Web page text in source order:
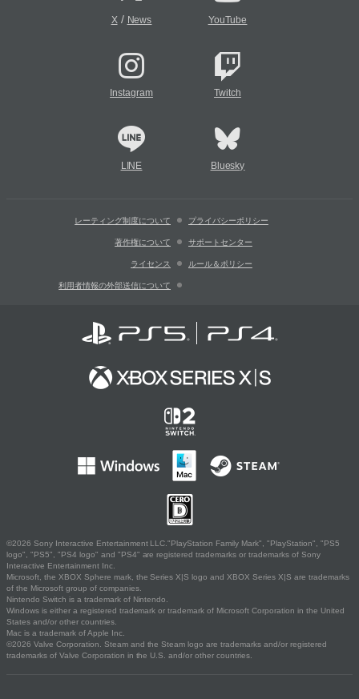
X/ News YouTube
Instagram Twitch
LINE Bluesky
レーティング制度について プライバシーポリシー
著作権について サポートセンター
ライセンス ルール＆ポリシー
利用者情報の外部送信について
©2026 Sony Interactive Entertainment LLC."PlayStation Family Mark", "PlayStation", "PS5
logo", "PS5", "PS4 logo" and "PS4" are registered trademarks or trademarks of Sony
Interactive Entertainment Inc.
Microsoft, the XBOX Sphere mark, the Series X|S logo and XBOX Series X|S are trademarks
of the Microsoft group of companies.
Nintendo Switch is a trademark of Nintendo.
Windows is either a registered trademark or trademark of Microsoft Corporation in the United
States and/or other countries.
Mac is a trademark of Apple Inc.
©2026 Valve Corporation. Steam and the Steam logo are trademarks and/or registered
trademarks of Valve Corporation in the U.S. and/or other countries.